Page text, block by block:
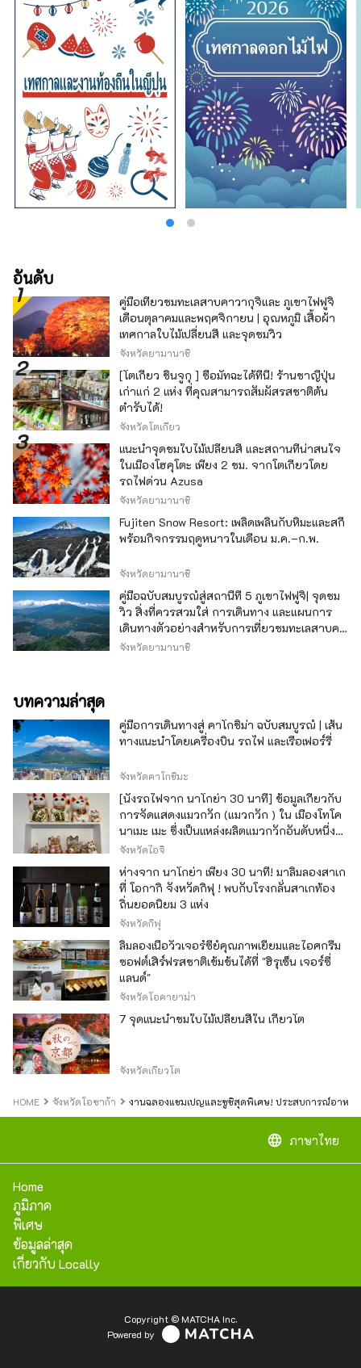
อันดับ
คู่มือเที่ยวชมทะเลสาบคาวากุจิและ ภูเขาไฟฟูจิ
เดือนตุลาคมและพฤศจิกายน | อุณหภูมิ เสื้อผ้า
เทศกาลใบไม้เปลี่ยนสี และจุดชมวิว
จังหวัดยามานาชิ
[โตเกียว ชินจูกุ ] ซื้อมัทฉะได้ที่นี่! ร้านชาญี่ปุ่น
เก่าแก่ 2 แห่ง ที่คุณสามารถสัมผัสรสชาติต้น
ตำรับได้!
จังหวัดโตเกียว
แนะนำจุดชมใบไม้เปลี่ยนสี และสถานที่น่าสนใจ
ในเมืองโฮคุโตะ เพียง 2 ชม. จากโตเกียวโดย
รถไฟด่วน Azusa
จังหวัดยามานาชิ
Fujiten Snow Resort: เพลิดเพลินกับหิมะและสกี
พร้อมกิจกรรมฤดูหนาวในเดือน ม.ค.–ก.พ.
จังหวัดยามานาชิ
คู่มือฉบับสมบูรณ์สู่สถานีที่ 5 ภูเขาไฟฟูจิ| จุดชม
วิว สิ่งที่ควรสวมใส่ การเดินทาง และแผนการ
เดินทางตัวอย่างสำหรับการเที่ยวชมทะเลสาบคา
วากุจิ
จังหวัดยามานาชิ
บทความล่าสุด
คู่มือการเดินทางสู่ คาโกชิม่า ฉบับสมบูรณ์ | เส้น
ทางแนะนำโดยเครื่องบิน รถไฟ และเรือเฟอร์รี่
จังหวัดคาโกชิมะ
[นั่งรถไฟจาก นาโกย่า 30 นาที] ข้อมูลเกี่ยวกับ
การจัดแสดงแมวกวัก (แมวกวัก ) ใน เมืองโทโค
นาเมะ เมะ ซึ่งเป็นแหล่งผลิตแมวกวักอันดับหนึ่ง
ของญี่ปุ่น
จังหวัดไอจิ
ห่างจาก นาโกย่า เพียง 30 นาที! มาลิ้มลองสาเก
ที่ โอกากิ จังหวัดกิฟุ ! พบกับโรงกลั่นสาเกท้อง
ถิ่นยอดนิยม 3 แห่ง
จังหวัดกิฟุ
ลิ้มลองเนื้อวัวเจอร์ซีย์คุณภาพเยี่ยมและไอศกรีม
ซอฟต์เสิร์ฟรสชาติเข้มข้นได้ที่ "ฮิรุเซ็น เจอร์ซี่
แลนด์"
จังหวัดโอคายาม่า
7 จุดแนะนำชมใบไม้เปลี่ยนสีใน เกียวโต
จังหวัดเกียวโต
HOME จังหวัดโอซาก้า งานฉลองแชมเปญและซูชิสุดพิเศษ! ประสบการณ์อาหา
language ภาษาไทย
Home
ภูมิภาค
พิเศษ
ข้อมูลล่าสุด
เกี่ยวกับ Locally
Copyright © MATCHA Inc.
Powered by